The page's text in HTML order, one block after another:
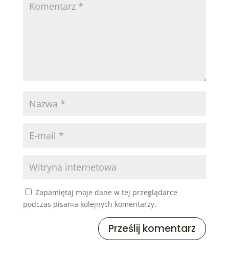
Zapamiętaj moje dane w tej przeglądarce
podczas pisania kolejnych komentarzy.